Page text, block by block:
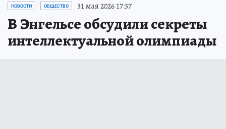
НОВОСТИ ОБЩЕСТВО 31 мая 2026 17:37
В Энгельсе обсудили секреты
интеллектуальной олимпиады